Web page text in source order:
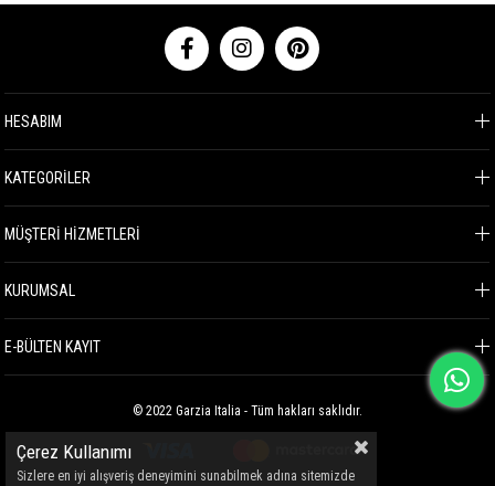
HESABIM
KATEGORİLER
MÜŞTERİ HİZMETLERİ
KURUMSAL
E-BÜLTEN KAYIT
© 2022 Garzia Italia - Tüm hakları saklıdır.
Çerez Kullanımı
Sizlere en iyi alışveriş deneyimini sunabilmek adına sitemizde